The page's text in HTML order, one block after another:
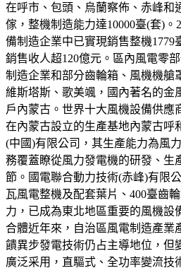
在呼市、包頭、烏蘭察佈、赤峰和
傢，整機制造能力達10000臺(套)。
備制造企業中已實現銷售整機1779
銷售收人超120億元。區內風電零
制造企業和部分齒輪箱、風機機艙
維斯塔斯、歌美颯，國內著名的金
戶內蒙古。世界十大風機設備供應
在內蒙古設立的生產基地內蒙古呼
(中國)有限公司，其生產能力為風
務覆蓋瞭從風力發電機的研發、生
節。國電聯合動力技術(赤峰)有限
瓦風電整機及配套葉片、400臺齒
力，已成為東北地區重要的風機設
合體近年來，自治區風電制造產業
饋異步發電技術仍占主導地位，但
廣泛采用，直驅式、全功率變流技